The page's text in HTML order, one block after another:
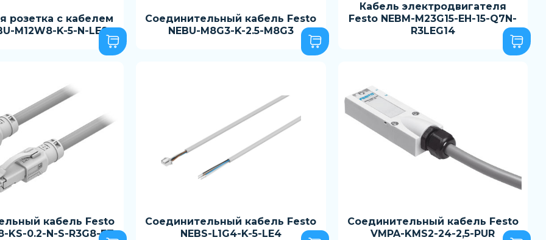
розетка с кабелем
M12W8-K-5-N-LE8
Соединительный кабель Festo
NEBU-M8G3-K-2.5-M8G3
Кабель электродвигателя
Festo NEBM-M23G15-EH-15-Q7N-
R3LEG14
кабель Festo
KS-0.2-N-S-R3G8-ET
Соединительный кабель Festo
NEBS-L1G4-K-5-LE4
Соединительный кабель Festo
VMPA-KMS2-24-2,5-PUR